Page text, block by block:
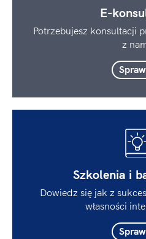
E-
Potrzebujesz konsultacji
z
Szkolenia i
Dowiedz się jak z
własności